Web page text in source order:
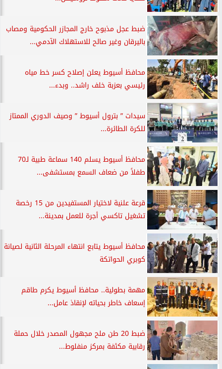
ضبط عجل مذبوح خارج المجازر الحكومية ومصاب
باليرقان وغير صالح للاستهلاك الآدمي...
محافظ أسيوط يعلن إصلاح كسر خط مياه
رئيسي بعزبة خلف راشد.. وبدء...
سيدات ” بترول أسيوط ” وصيف الدوري الممتاز
للكرة الطائرة...
محافظ أسيوط يسلم 140 سماعة طبية لـ70
طفلاً من ضعاف السمع بمستشفى...
قرعة علنية لاختيار المستفيدين من 15 رخصة
تشغيل تاكسي أجرة للعمل بمدينة...
محافظ أسيوط يتابع انتهاء المرحلة الثانية لصيانة
كوبري الحواتكة
مهمة بطولية.. محافظ أسيوط يكرم طاقم
إسعاف خاطر بحياته لإنقاذ عامل...
ضبط 20 طن ملح مجهول المصدر خلال حملة
رقابية مكثفة بمركز منفلوط...